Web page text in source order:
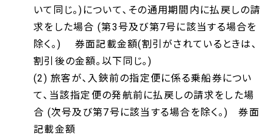
いて同じ｡)について､その通用期間内に払戻しの請
求をした場合 (第3号及び第7号に該当する場合を
除く｡) 券面記載金額(割引がされているときは､
割引後の金額｡以下同じ｡)
(2) 旅客が､入鋏前の指定便に係る乗船券につい
て､当該指定便の発航前に払戻しの請求をした場
合 (次号及び第7号に該当する場合を除く｡) 券面
記載金額